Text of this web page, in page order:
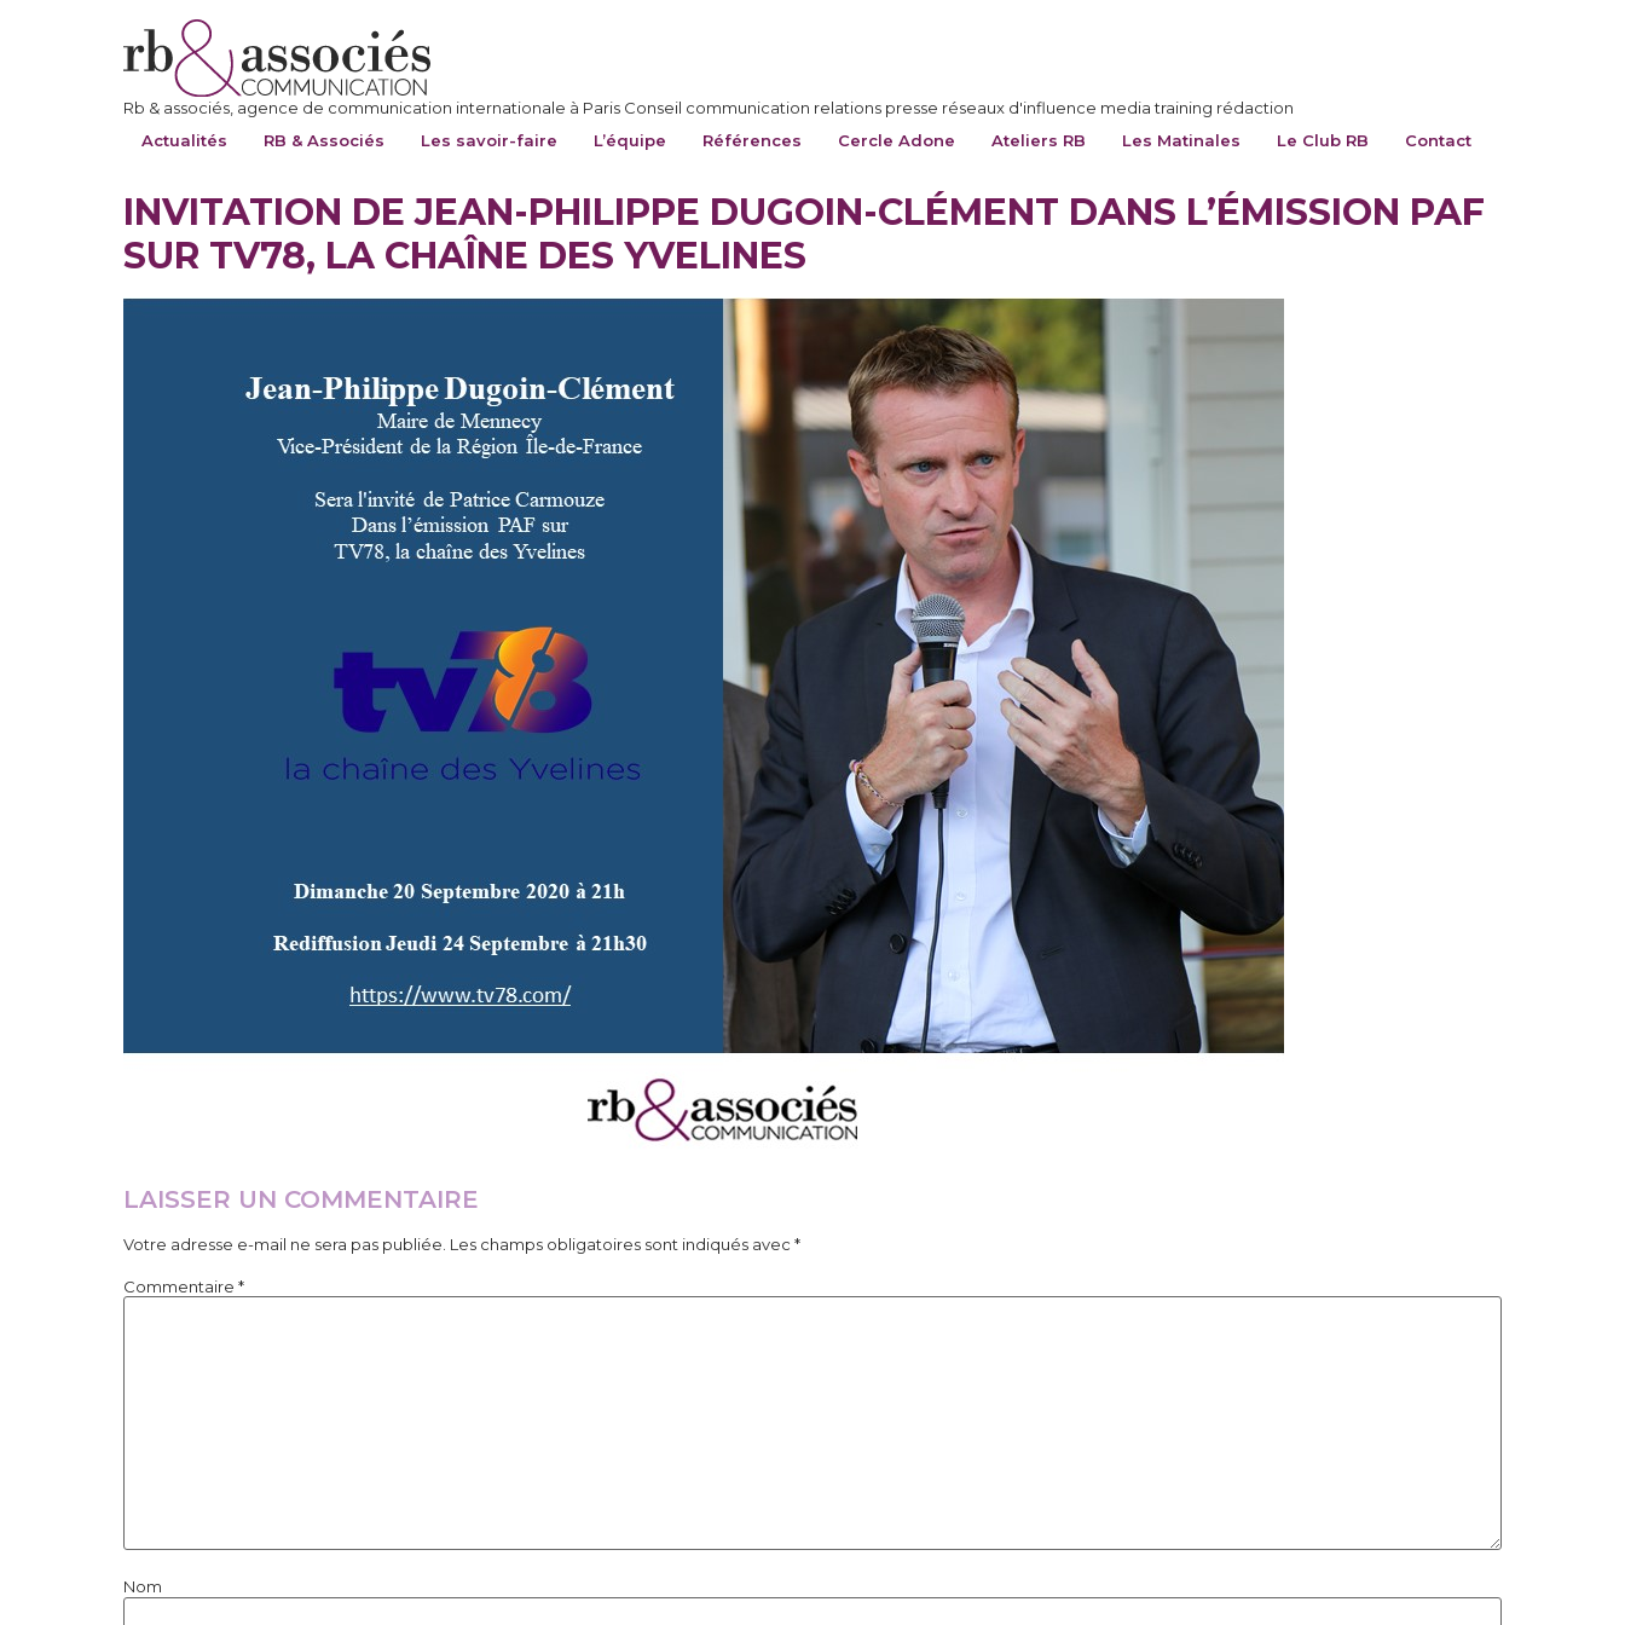
Rb & associés, agence de communication internationale à Paris Conseil communication relations presse réseaux d'influence media training rédaction
Actualités
RB & Associés Les savoir-faire L’équipe Références Cercle Adone Ateliers RB Les Matinales Le Club RB Contact
INVITATION DE JEAN-PHILIPPE DUGOIN-CLÉMENT DANS L’ÉMISSION PAF
SUR TV78, LA CHAÎNE DES YVELINES
LAISSER UN COMMENTAIRE
Votre adresse e-mail ne sera pas publiée. Les champs obligatoires sont indiqués avec *
Commentaire *
Nom